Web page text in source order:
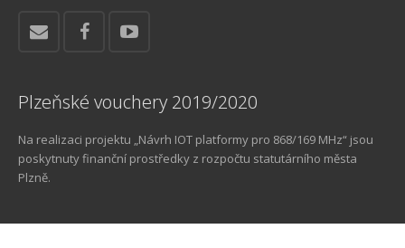
Plzeňské vouchery 2019/2020
Na realizaci projektu „Návrh IOT platformy pro 868/169 MHz“ jsou
poskytnuty finanční prostředky z rozpočtu statutárního města
Plzně.